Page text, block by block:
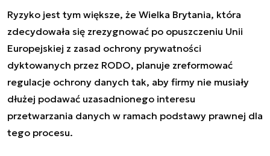
Ryzyko jest tym większe, że Wielka Brytania, która
zdecydowała się zrezygnować po opuszczeniu Unii
Europejskiej z zasad ochrony prywatności
dyktowanych przez RODO, planuje zreformować
regulacje ochrony danych tak, aby firmy nie musiały
dłużej podawać uzasadnionego interesu
przetwarzania danych w ramach podstawy prawnej dla
tego procesu.